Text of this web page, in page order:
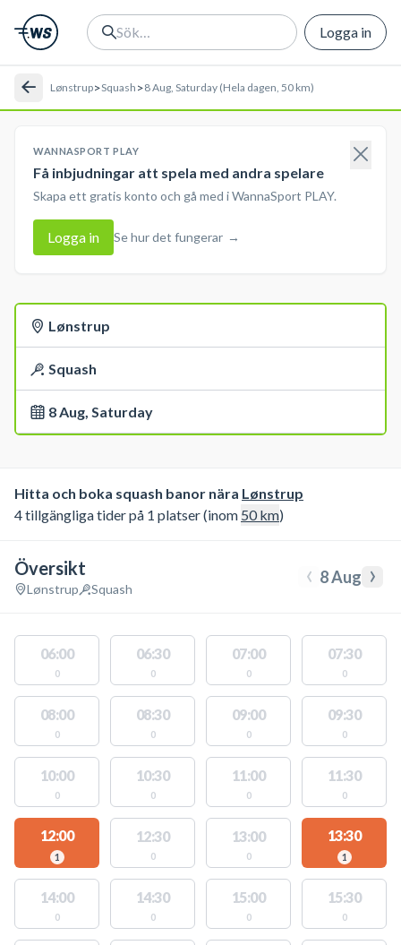
Logga in
Lønstrup>Squash >8 Aug, Saturday (Hela dagen, 50 km)
WANNASPORT PLAY
Få inbjudningar att spela med andra spelare
Skapa ett gratis konto och gå med i WannaSport PLAY.
Logga in Se hur det fungerar →
Lønstrup
Squash
8 Aug, Saturday
Hitta och boka squash banor nära Lønstrup
4 tillgängliga tider på 1 platser (inom 50km)
Översikt
Lønstrup Squash ‹ 8 Aug ›
06:00
0
06:30
0
07:00
0
07:30
0
08:00
0
08:30
0
09:00
0
09:30
0
10:00
0
10:30
0
11:00
0
11:30
0
12:00
1
12:30
0
13:00
0
13:30
1
14:00
0
14:30
0
15:00
0
15:30
0